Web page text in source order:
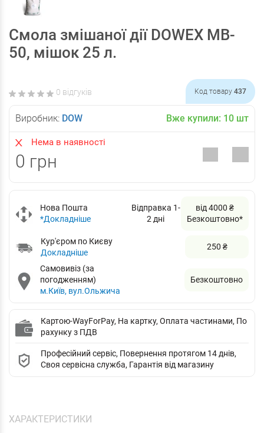
Смола змішаної дії DOWEX MB-
50, мішок 25 л.
0 відгуків Код товару 437
Виробник: DOW Вже купили: 10 шт
Нема в наявності
0 грн
Нова Пошта
*Докладніше
Відправка 1-
2 дні
від 4000 ₴
Безкоштовно*
Кур'єром по Києву
Докладніше
250 ₴
Самовивіз (за
погодженням)
м.Київ, вул.Ольжича
Безкоштовно
Картою-WayForPay, На картку, Оплата частинами, По
рахунку з ПДВ
Професійний сервіс, Повернення протягом 14 днів,
Своя сервісна служба, Гарантія від магазину
ХАРАКТЕРИСТИКИ